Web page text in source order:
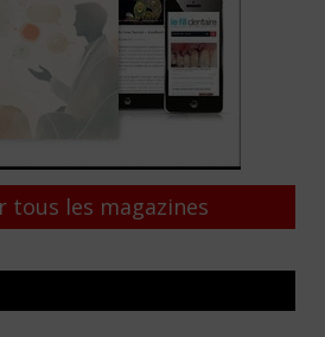
tous les magazines